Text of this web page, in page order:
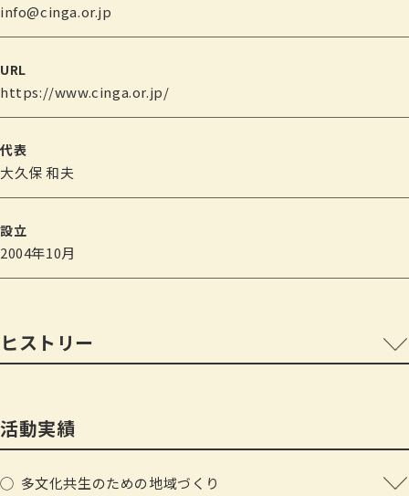
info@cinga.or.jp
URL
https://www.cinga.or.jp/
代表
大久保 和夫
設立
2004年10月
ヒストリー
区に設置
2005 外国人のための無料専門家相談会開催（～現在）
活動実績
多文化共生のための地域づくり